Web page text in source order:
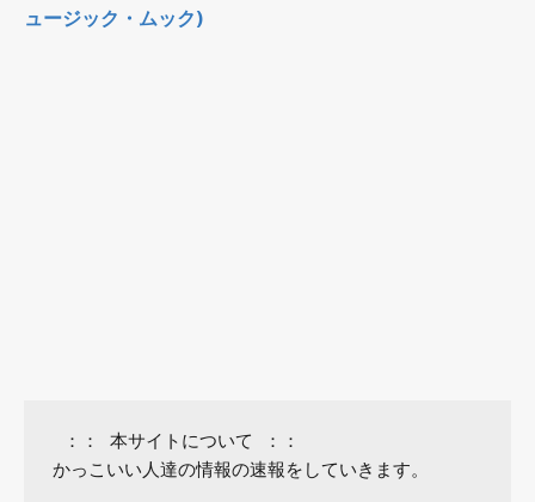
ュージック・ムック)
かっこいい人達の情報の速報をしていきます。